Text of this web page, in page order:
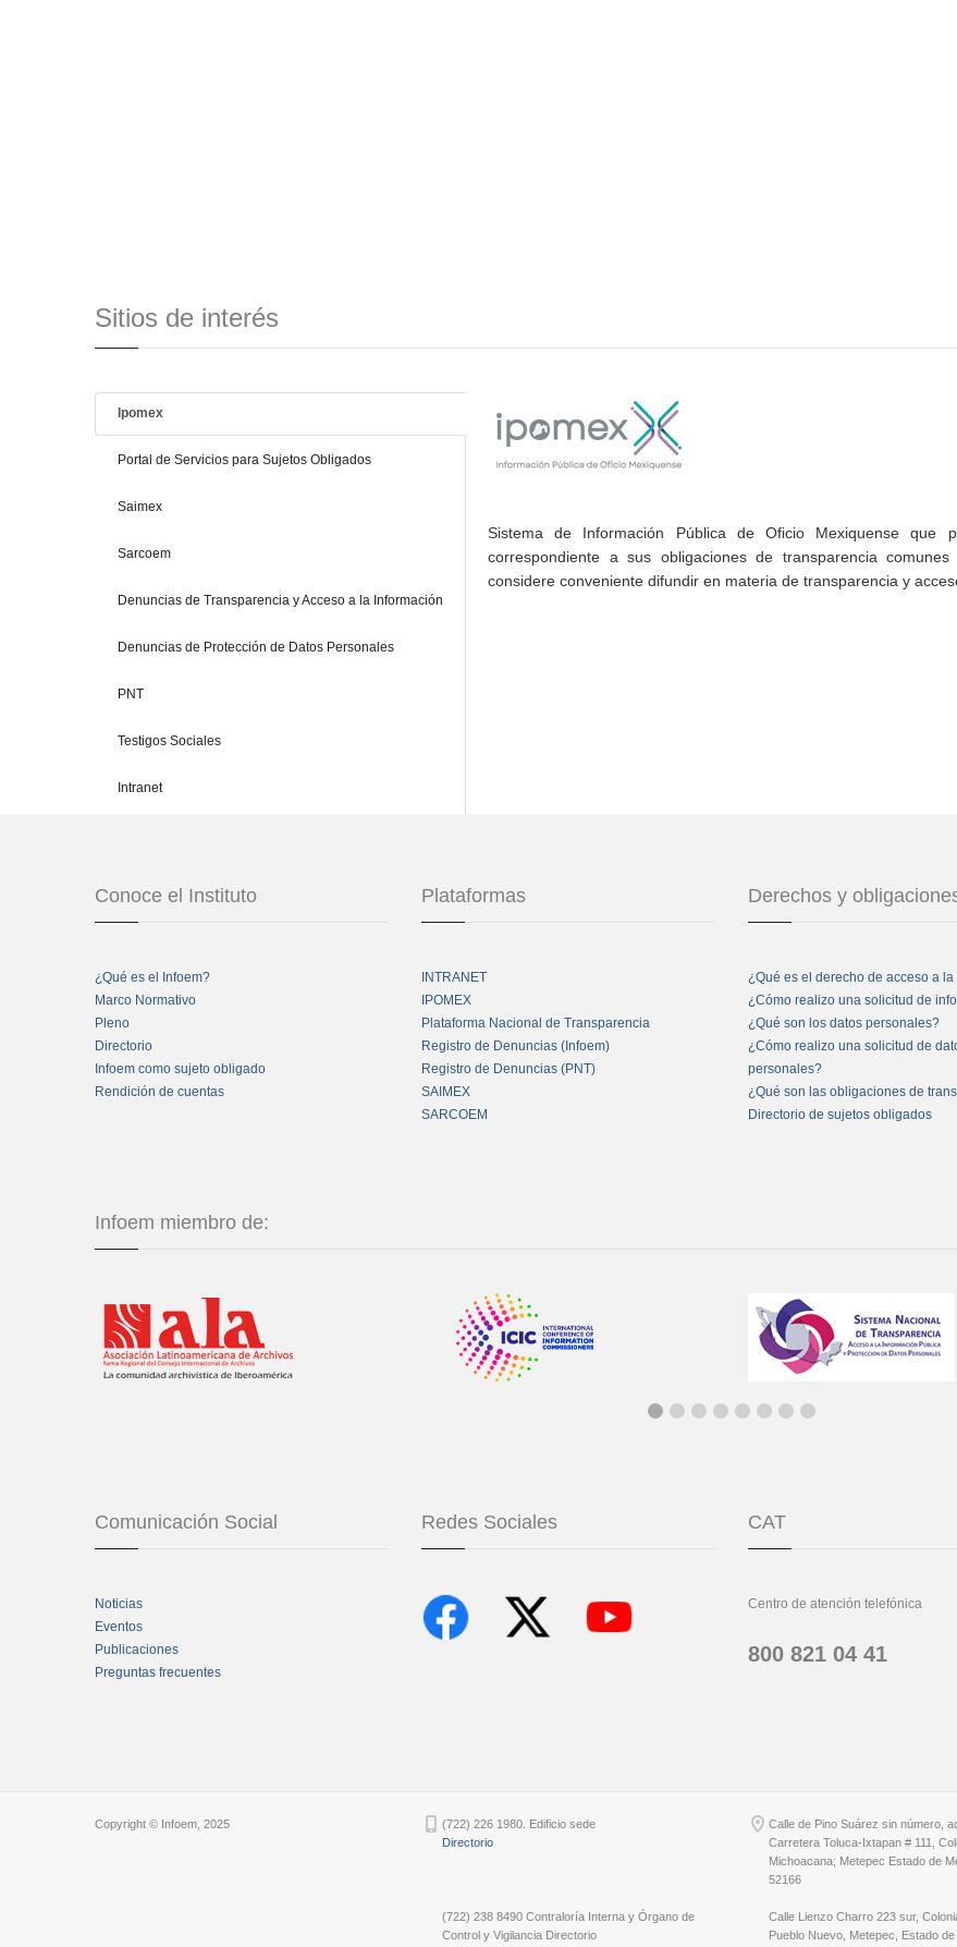
Sitios de interés
Ipomex
Portal de Servicios para Sujetos Obligados
Saimex
Sarcoem
Denuncias de Transparencia y Acceso a la Información
Denuncias de Protección de Datos Personales
PNT
Testigos Sociales
Intranet
Sistema de Información Pública de Oficio Mexiquense que
correspondiente a sus obligaciones de transparencia
considere conveniente difundir en materia de transparencia y
Conoce el Instituto
¿Qué es el Infoem?
Marco Normativo
Pleno
Directorio
Infoem como sujeto obligado
Rendición de cuentas
Plataformas
INTRANET
IPOMEX
Plataforma Nacional de Transparencia
Registro de Denuncias (Infoem)
Registro de Denuncias (PNT)
SAIMEX
SARCOEM
Derechos y
¿Qué es el derecho de acceso a
¿Cómo realizo una solicitud de
¿Qué son los datos personales?
¿Cómo realizo una solicitud de
personales?
¿Qué son las obligaciones de
Directorio de sujetos obligados
Infoem miembro de:
Comunicación Social
Noticias
Eventos
Publicaciones
Preguntas frecuentes
Redes Sociales CAT
Centro de atención telefónica
800 821 04 41
Copyright © Infoem, 2025
(722) 226 1980. Edificio sede
Directorio
(722) 238 8490 Contraloría Interna y Órgano de
Control y Vigilancia Directorio
Calle de Pino Suárez sin número,
Carretera Toluca-Ixtapan # 111,
Michoacana; Metepec Estado de
52166
Calle Lienzo Charro 223 sur,
Pueblo Nuevo, Metepec, Estado de